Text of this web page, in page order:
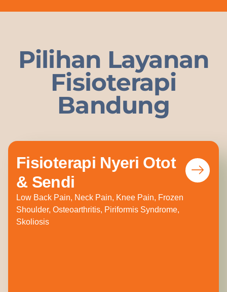
Pilihan Layanan
Fisioterapi
Bandung
Fisioterapi Nyeri Otot
& Sendi
Low Back Pain, Neck Pain, Knee Pain, Frozen
Shoulder, Osteoarthritis, Piriformis Syndrome,
Skoliosis